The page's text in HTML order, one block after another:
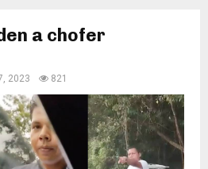
a chofer
2023 821